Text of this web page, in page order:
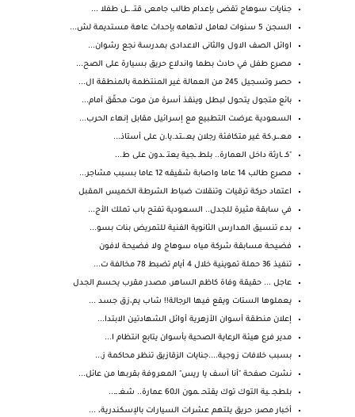
جنايات سوهاج تقضى بإعدام طالب جامعى قتـ..ــل طفلا ...
السجن 5 سنوات لعامل لاتهامه بإحداث عاهة مستديمة لش...
اوائل الصف الاول والثانى الاعدادى بمدرسة نجع رشوان...
مصرع طفل في حادث بطما واندلاع حريق بسيارة على الصح...
حصر وتسجيل 245 من العمالة غير المنتظمة بالمنطقة ال...
بائع متجول يتحول لبطل وينقذ أسرة من موت محقّق أمام...
السعودية عرضت التطبيع مع إسرائيل مقابل إنهاء الحرب...
معـ،ـر.كة غير متكافئة رجلان يعـ،ـتد.يا.ن على أستاذ...
"كـ ـارثة داخل العمارة.. بلطـ ـجية يعتـ ـدون على ط...
مصرع طالب 14 عاما واصابة شقيقه 12 عاما بسبب مشاجر...
اعتماد حركة ترقيات وتنقلات ضباط الشرطة الخميس المقبل
في سابقة مثيرة للجدل.. السعودية تفتح باب تملك الأج...
بدء تنسيق المدارس الثانوية الفنية للتمريض بنات بسو...
فضيحة مسابقة شركة مياه سوهاج ولا فضيحة لافون
تنفيذ 36 حملة تموينية خلال 4 أيام تضبط 78 مخالفة ت...
عاجل ... حقيقة وفاة كاظم الساهر، مصدر مقرب يحسم الجدل
يعملوها الستات ويقع فيها الرجالة!! شاب يم،زق جسد ...
إعلان منطقة أسوان الأزهرية أوائل الشهادتين الابتدا...
مدير فرع هيئة الرعاية الصحية بأسوان يتابع انتظام ا...
بسبب خلافات زوجية....جنايات الزقازيق تنظر محاكمة ز...
نشرت صفحة "أنا آسف يا ريس" المعروفة بقربها من عائل...
بلطجـ ـية التوك توك يقتحـ ـمون الـ60 عمارة.. شغـ ـ...
أخبار مصر: حريق يلتهم عشرات السيارات بالإسكندرية، ...